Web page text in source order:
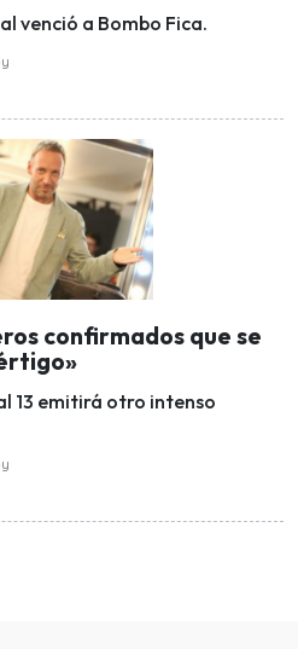
venció a Bombo Fica.
confirmados que se
13 emitirá otro intenso